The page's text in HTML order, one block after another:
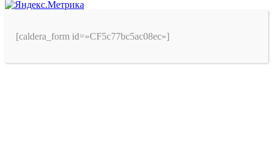
[caldera_form id=»CF5c77bc5ac08ec»]